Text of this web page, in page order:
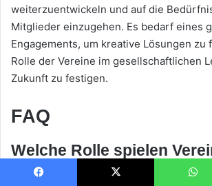
weiterzuentwickeln und auf die
Mitglieder einzugehen. Es bedarf eines
Engagements, um kreative Lösungen zu
Rolle der Vereine im gesellschaftlichen
Zukunft zu festigen.
FAQ
Welche Rolle spielen
für die Gemeinschaft?